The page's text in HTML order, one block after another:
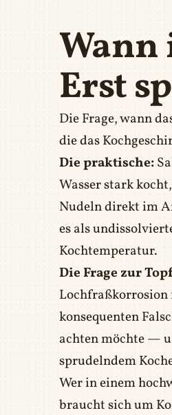
Erst
Die Frage, wann
die das
Die praktische:
Wasser stark
Nudeln direkt im
es als
Kochtemperatur.
Die Frage zur
Lochfraßkorrosion
konsequenten
achten möchte —
sprudelndem
Wer in einem
braucht sich um